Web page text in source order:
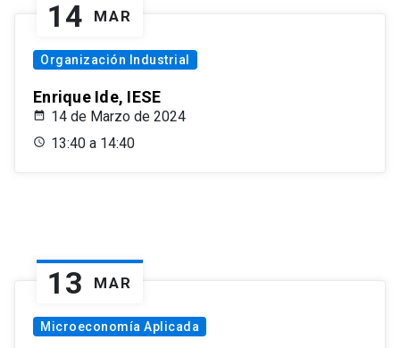
14 MAR
Organización Industrial
Enrique Ide, IESE
14 de Marzo de 2024
13:40 a 14:40
13 MAR
Microeconomía Aplicada